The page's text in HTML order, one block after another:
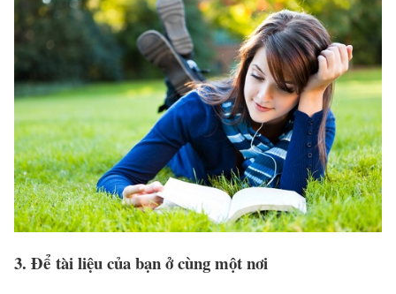
3. Để tài liệu của bạn ở cùng một nơi